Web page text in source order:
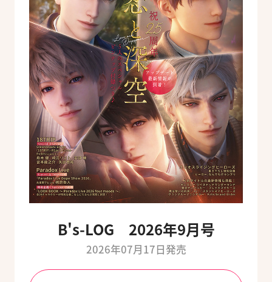
B's-LOG 2026年9月号
2026年07月17日発売